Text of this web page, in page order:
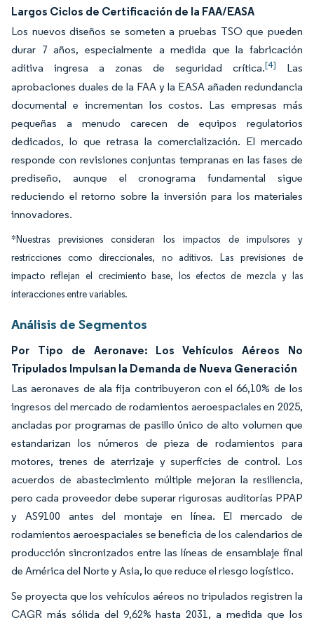
Largos Ciclos de Certificación de la FAA/EASA
Los nuevos diseños se someten a pruebas TSO que pueden
durar 7 años, especialmente a medida que la fabricación
aditiva ingresa a zonas de seguridad crítica.[4]
Las
aprobaciones duales de la FAA y la EASA añaden redundancia
documental e incrementan los costos. Las empresas más
pequeñas a menudo carecen de equipos regulatorios
dedicados, lo que retrasa la comercialización. El mercado
responde con revisiones conjuntas tempranas en las fases de
prediseño, aunque el cronograma fundamental sigue
reduciendo el retorno sobre la inversión para los materiales
innovadores.
*Nuestras previsiones consideran los impactos de impulsores y
restricciones como direccionales, no aditivos. Las previsiones de
impacto reflejan el crecimiento base, los efectos de mezcla y las
interacciones entre variables.
Análisis de Segmentos
Por Tipo de Aeronave: Los Vehículos Aéreos No
Tripulados Impulsan la Demanda de Nueva Generación
Las aeronaves de ala fija contribuyeron con el 66,10% de los
ingresos del mercado de rodamientos aeroespaciales en 2025,
ancladas por programas de pasillo único de alto volumen que
estandarizan los números de pieza de rodamientos para
motores, trenes de aterrizaje y superficies de control. Los
acuerdos de abastecimiento múltiple mejoran la resiliencia,
pero cada proveedor debe superar rigurosas auditorías PPAP
y AS9100 antes del montaje en línea. El mercado de
rodamientos aeroespaciales se beneficia de los calendarios de
producción sincronizados entre las líneas de ensamblaje final
de América del Norte y Asia, lo que reduce el riesgo logístico.
Se proyecta que los vehículos aéreos no tripulados registren la
CAGR más sólida del 9,62% hasta 2031, a medida que los